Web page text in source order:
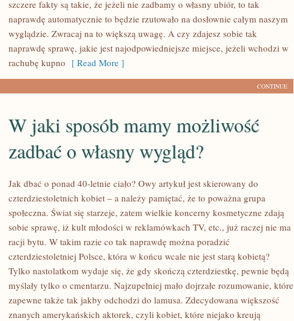
ZROBIĆ,
PIĘKNIE
szczere fakty są takie, że jeżeli nie zadbamy o własny ubiór, to tak
naprawdę automatycznie to będzie rzutowało na dosłownie całym naszym
wyglądzie. Zwracaj na to większą uwagę. A czy zdajesz sobie tak
naprawdę sprawę, jakie jest najodpowiedniejsze miejsce, jeżeli wchodzi w
rachubę kupno [ Read More ]
CONTINUE
MAMY
W jaki sposób mamy możliwość
zadbać o własny wygląd?
Jak dbać o ponad 40-letnie ciało? Owy artykuł jest skierowany do
czterdziestoletnich kobiet – a należy pamiętać, że to poważna grupa
społeczna. Świat się starzeje, zatem wielkie koncerny kosmetyczne zdają
sobie sprawę, iż kult młodości w reklamówkach TV, etc., już raczej nie ma
racji bytu. W takim razie co tak naprawdę można poradzić
czterdziestoletniej Polsce, która w końcu wcale nie jest starą kobietą?
Tylko nastolatkom wydaje się, że gdy skończą czterdziestkę, pewnie będą
myślały tylko o cmentarzu. Najzupełniej mało dojrzałe rozumowanie, które
zapewne także tak jakby odchodzi do lamusa. Zdecydowana większość
znanych amerykańskich aktorek, czyli kobiet, które niejako kreują